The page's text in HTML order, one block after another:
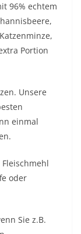
96% echtem
Portion
Unsere
einmal
oder
Sie z.B.